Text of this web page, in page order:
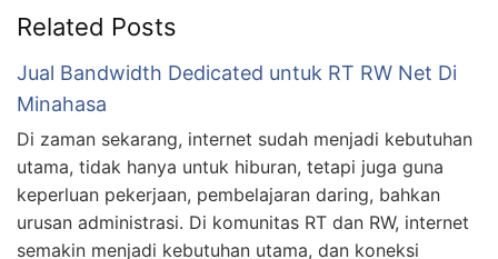
Related Posts
Jual Bandwidth Dedicated untuk RT RW Net Di
Minahasa
Di zaman sekarang, internet sudah menjadi kebutuhan
utama, tidak hanya untuk hiburan, tetapi juga guna
keperluan pekerjaan, pembelajaran daring, bahkan
urusan administrasi. Di komunitas RT dan RW, internet
semakin menjadi kebutuhan utama, dan koneksi